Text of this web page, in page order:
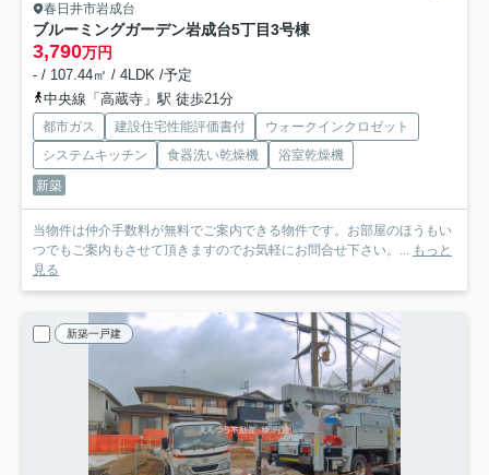
春日井市岩成台
ブルーミングガーデン岩成台5丁目3号棟
3,790万円
- / 107.44㎡ / 4LDK /予定
中央線「高蔵寺」駅 徒歩21分
都市ガス 建設住宅性能評価書付
ウォークインクロゼット
システムキッチン
食器洗い乾燥機
浴室乾燥機
新築
当物件は仲介手数料が無料でご案内できる物件です。お部屋のほうもい
つでもご案内もさせて頂きますのでお気軽にお問合せ下さい。... もっと
見る
新築一戸建